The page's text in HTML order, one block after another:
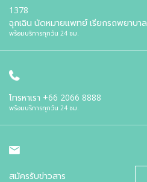
1378
ฉุกเฉิน นัดหมายแพทย์ เรียกรถพยาบาล
พร้อมบริการทุกวัน 24 ชม.
โทรหาเรา +66 2066 8888
พร้อมบริการทุกวัน 24 ชม.
สมัครรับข่าวสาร